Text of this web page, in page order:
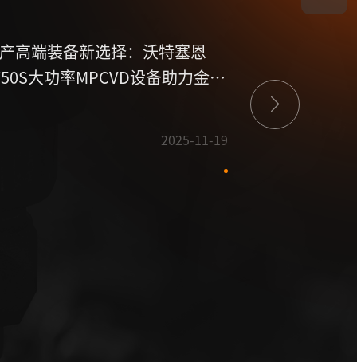
高端装备新选择：沃特塞恩
大功率MPCVD设备助力金刚
2025-11-19
设计中心认